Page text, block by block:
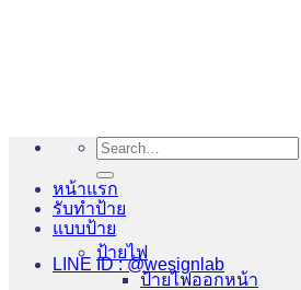
LINE ID : @wesignlab
Search
for:
หน้าแรก
รับทำป้าย
แบบป้าย
ป้ายไฟ
ป้ายไฟออกหน้า